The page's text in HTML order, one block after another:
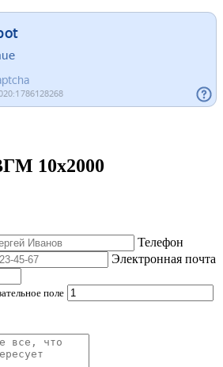
10х2000
Телефон
Электронная почта
поле